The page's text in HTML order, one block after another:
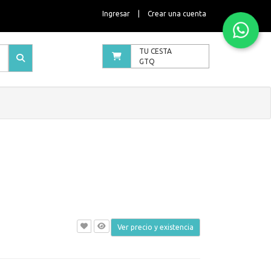
Ingresar Crear una cuenta
TU CESTA
GTQ
Ver precio y existencia